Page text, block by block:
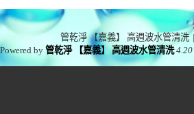
管乾淨 【嘉義】 高週波水管清洗 |
Powered by管乾淨 【嘉義】 高週波水管清洗 4.20